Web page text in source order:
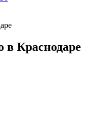
в Краснодаре